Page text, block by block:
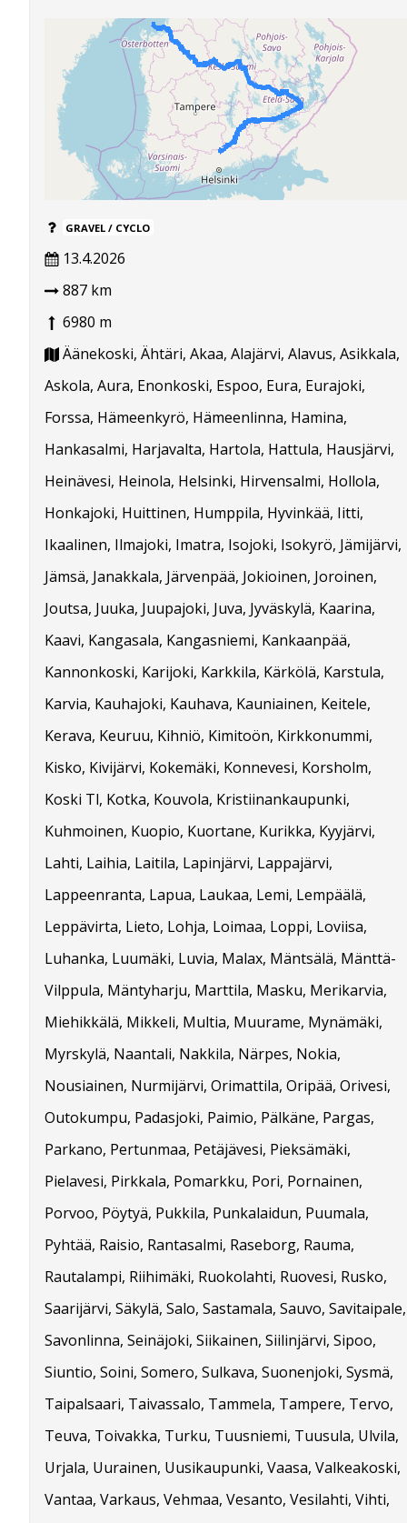
GRAVEL / CYCLO
13.4.2026
887 km
6980 m
Äänekoski, Ähtäri, Akaa, Alajärvi, Alavus, Asikkala,
Askola, Aura, Enonkoski, Espoo, Eura, Eurajoki,
Forssa, Hämeenkyrö, Hämeenlinna, Hamina,
Hankasalmi, Harjavalta, Hartola, Hattula, Hausjärvi,
Heinävesi, Heinola, Helsinki, Hirvensalmi, Hollola,
Honkajoki, Huittinen, Humppila, Hyvinkää, Iitti,
Ikaalinen, Ilmajoki, Imatra, Isojoki, Isokyrö, Jämijärvi,
Jämsä, Janakkala, Järvenpää, Jokioinen, Joroinen,
Joutsa, Juuka, Juupajoki, Juva, Jyväskylä, Kaarina,
Kaavi, Kangasala, Kangasniemi, Kankaanpää,
Kannonkoski, Karijoki, Karkkila, Kärkölä, Karstula,
Karvia, Kauhajoki, Kauhava, Kauniainen, Keitele,
Kerava, Keuruu, Kihniö, Kimitoön, Kirkkonummi,
Kisko, Kivijärvi, Kokemäki, Konnevesi, Korsholm,
Koski Tl, Kotka, Kouvola, Kristiinankaupunki,
Kuhmoinen, Kuopio, Kuortane, Kurikka, Kyyjärvi,
Lahti, Laihia, Laitila, Lapinjärvi, Lappajärvi,
Lappeenranta, Lapua, Laukaa, Lemi, Lempäälä,
Leppävirta, Lieto, Lohja, Loimaa, Loppi, Loviisa,
Luhanka, Luumäki, Luvia, Malax, Mäntsälä, Mänttä-
Vilppula, Mäntyharju, Marttila, Masku, Merikarvia,
Miehikkälä, Mikkeli, Multia, Muurame, Mynämäki,
Myrskylä, Naantali, Nakkila, Närpes, Nokia,
Nousiainen, Nurmijärvi, Orimattila, Oripää, Orivesi,
Outokumpu, Padasjoki, Paimio, Pälkäne, Pargas,
Parkano, Pertunmaa, Petäjävesi, Pieksämäki,
Pielavesi, Pirkkala, Pomarkku, Pori, Pornainen,
Porvoo, Pöytyä, Pukkila, Punkalaidun, Puumala,
Pyhtää, Raisio, Rantasalmi, Raseborg, Rauma,
Rautalampi, Riihimäki, Ruokolahti, Ruovesi, Rusko,
Saarijärvi, Säkylä, Salo, Sastamala, Sauvo, Savitaipale,
Savonlinna, Seinäjoki, Siikainen, Siilinjärvi, Sipoo,
Siuntio, Soini, Somero, Sulkava, Suonenjoki, Sysmä,
Taipalsaari, Taivassalo, Tammela, Tampere, Tervo,
Teuva, Toivakka, Turku, Tuusniemi, Tuusula, Ulvila,
Urjala, Uurainen, Uusikaupunki, Vaasa, Valkeakoski,
Vantaa, Varkaus, Vehmaa, Vesanto, Vesilahti, Vihti,